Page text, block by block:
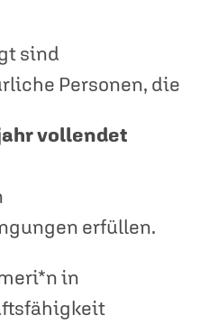
sind
Personen, die
vollendet
erfüllen.
in